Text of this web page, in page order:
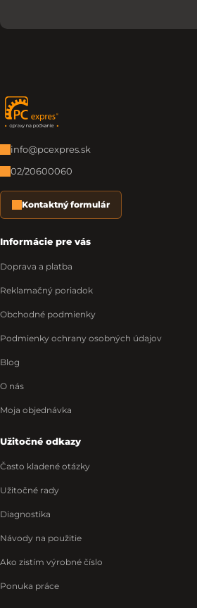
Zápätie
info@pcexpres.sk
02/20600060
Kontaktný formulár
Informácie pre vás
Doprava a platba
Reklamačný poriadok
Obchodné podmienky
Podmienky ochrany osobných údajov
Blog
O nás
Moja objednávka
Užitočné odkazy
Často kladené otázky
Užitočné rady
Diagnostika
Návody na použitie
Ako zistím výrobné číslo
Ponuka práce